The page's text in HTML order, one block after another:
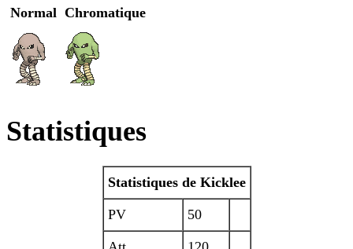
Normal Chromatique
Statistiques
Statistiques de Kicklee
PV 50